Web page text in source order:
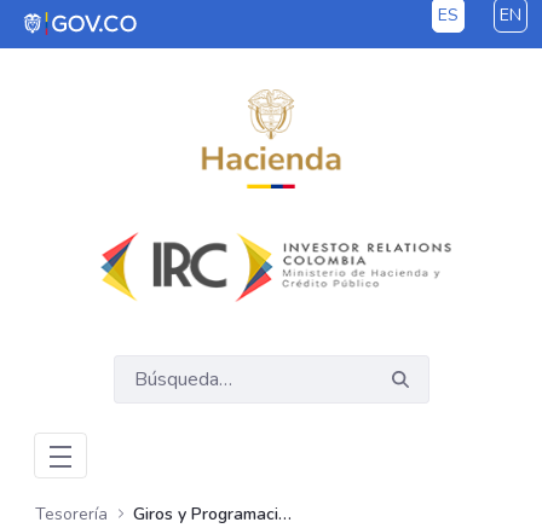
Saltar al contenido principal ES EN
Tesorería Giros y Programación de Pagos